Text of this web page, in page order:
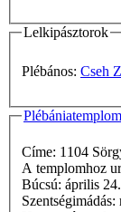
Lelkipásztorok
Plébános: Cseh
Plébániatemplom
Címe: 1104
A templomhoz
Búcsú: április 24.
Szentségimádás: május 9., szeptember 9., december 31.,